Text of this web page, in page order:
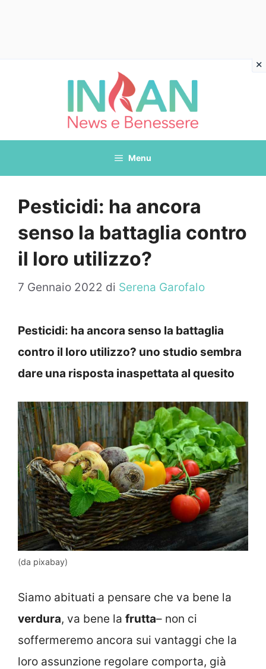
Menu
Pesticidi: ha ancora
senso la battaglia contro
il loro utilizzo?
7 Gennaio 2022 di Serena Garofalo
Pesticidi: ha ancora senso la battaglia
contro il loro utilizzo? uno studio sembra
dare una risposta inaspettata al quesito
(da pixabay)
Siamo abituati a pensare che va bene la
verdura, va bene la frutta– non ci
soffermeremo ancora sui vantaggi che la
loro assunzione regolare comporta, già